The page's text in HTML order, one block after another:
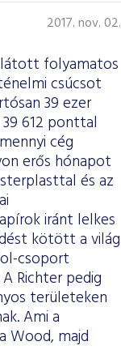
2017. nov. 02.
látott folyamatos
csúcsot
39 ezer
612 ponttal
cég
erős hónapot
és az
iránt lelkes
kötött a világ
csoport
Richter pedig
területeken
Ami a
Wood, majd